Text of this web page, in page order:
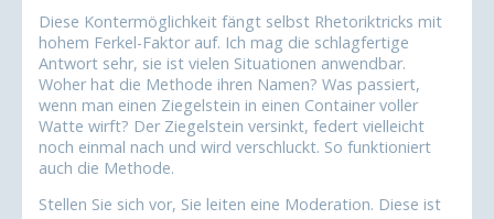
Diese Kontermöglichkeit fängt selbst Rhetoriktricks mit
hohem Ferkel-Faktor auf. Ich mag die schlagfertige
Antwort sehr, sie ist vielen Situationen anwendbar.
Woher hat die Methode ihren Namen? Was passiert,
wenn man einen Ziegelstein in einen Container voller
Watte wirft? Der Ziegelstein versinkt, federt vielleicht
noch einmal nach und wird verschluckt. So funktioniert
auch die Methode.
Stellen Sie sich vor, Sie leiten eine Moderation. Diese ist